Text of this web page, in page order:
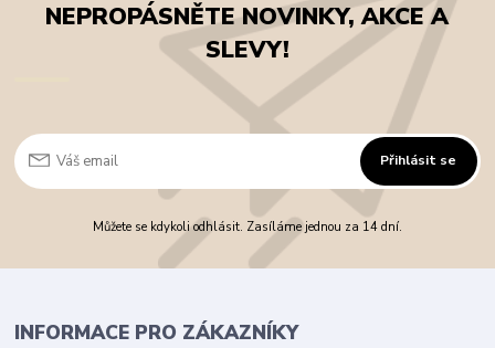
NEPROPÁSNĚTE NOVINKY, AKCE A
SLEVY!
Přihlásit se
Můžete se kdykoli odhlásit. Zasíláme jednou za 14 dní.
INFORMACE PRO ZÁKAZNÍKY